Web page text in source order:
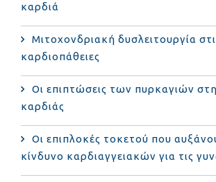
καρδιά
Μιτοχονδριακή δυσλειτουργία
καρδιοπάθειες
Οι επιπτώσεις των πυρκαγιών
καρδιάς
Οι επιπλοκές τοκετού που
κίνδυνο καρδιαγγειακών για τις